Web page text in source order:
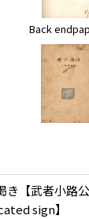
Back
き【武者小路
sign】